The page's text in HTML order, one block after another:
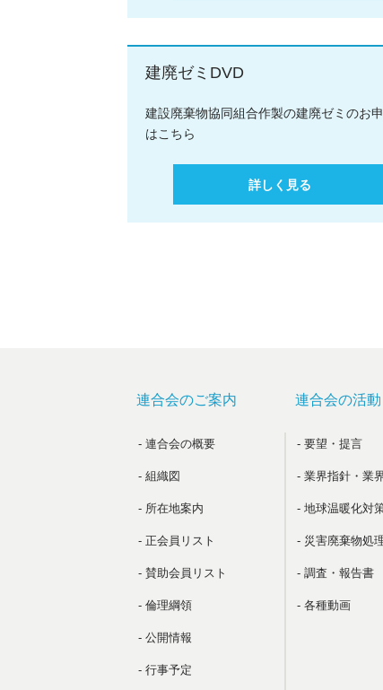
建廃ゼミDVD
建設廃棄物協同組合作製の建廃ゼミのお
はこちら
詳しく見る
連合会のご案内
- 連合会の概要
- 組織図
- 所在地案内
- 正会員リスト
- 賛助会員リスト
- 倫理綱領
- 公開情報
- 行事予定
連合会の活動
- 要望・提言
- 業界指針・業
- 地球温暖化対
- 災害廃棄物処
- 調査・報告書
- 各種動画